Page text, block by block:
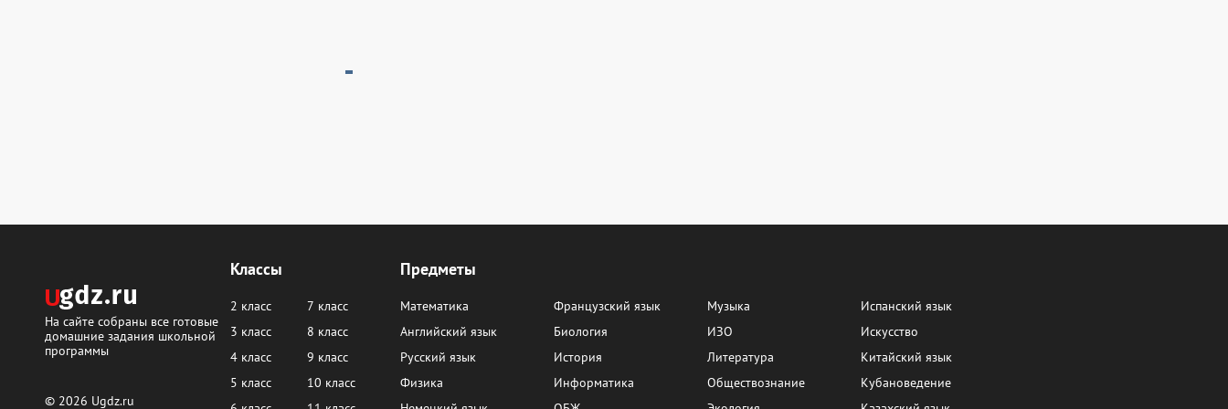
Классы
2 класс
3 класс
4 класс
5 класс
7 класс
8 класс
9 класс
10 класс
Предметы
Математика
Английский язык
Русский язык
Физика
Французский язык
Биология
История
Информатика
Музыка
ИЗО
Литература
Обществознание
Испанский язык
Искусство
Китайский язык
Кубановедение
На сайте собраны все готовые
домашние задания школьной
программы
© 2026 Ugdz.ru